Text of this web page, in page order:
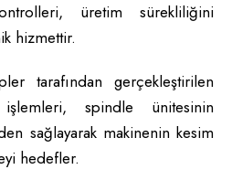
üretim sürekliliğini
hizmettir.
tarafından gerçekleştirilen
spindle ünitesinin
sağlayarak makinenin kesim
hedefler.